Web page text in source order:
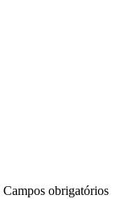
Campos obrigatórios